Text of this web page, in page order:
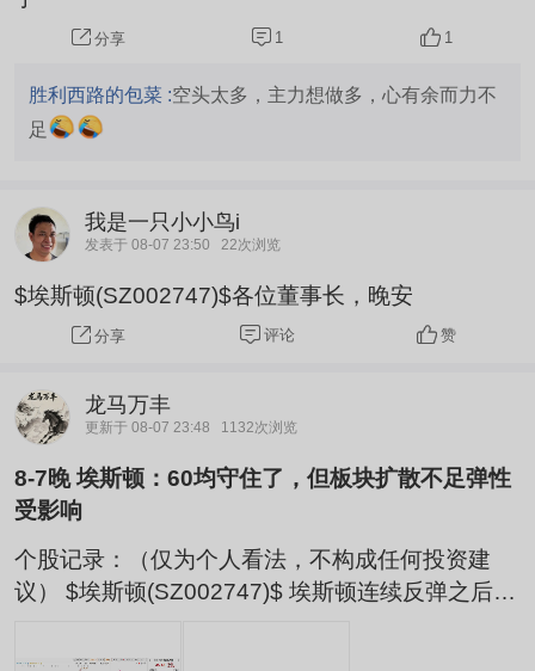
分享 1 1
胜利西路的包菜 :空头太多，主力想做多，心有余而力不
足
我是一只小小鸟i
发表于 08-07 23:50 22次浏览
$埃斯顿(SZ002747)$各位董事长，晚安
分享 评论 赞
龙马万丰
更新于 08-07 23:48 1132次浏览
8-7晚 埃斯顿：60均守住了，但板块扩散不足弹性
受影响
个股记录：（仅为个人看法，不构成任何投资建
议） $埃斯顿(SZ002747)$ 埃斯顿连续反弹之后，
考验60均附近的承接，随着市场回暖，板块跟随的